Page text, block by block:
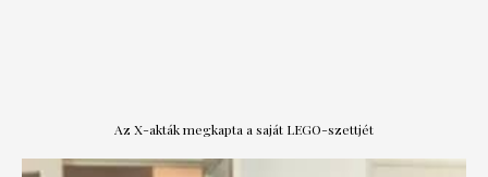
Az X-akták megkapta a saját LEGO-szettjét